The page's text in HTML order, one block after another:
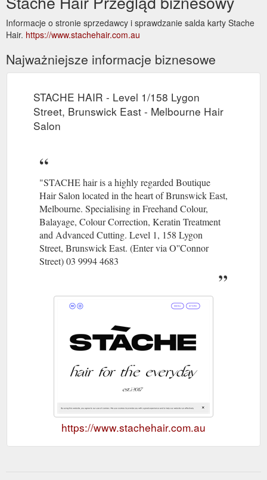
Informacje o stronie sprzedawcy i sprawdzanie salda karty Stache
Hair. https://www.stachehair.com.au
Najważniejsze informacje biznesowe
STACHE HAIR - Level 1/158 Lygon
Street, Brunswick East - Melbourne Hair
Salon
"STACHE hair is a highly regarded Boutique
Hair Salon located in the heart of Brunswick East,
Melbourne. Specialising in Freehand Colour,
Balayage, Colour Correction, Keratin Treatment
and Advanced Cutting. Level 1, 158 Lygon
Street, Brunswick East. (Enter via O''Connor
Street) 03 9994 4683
https://www.stachehair.com.au